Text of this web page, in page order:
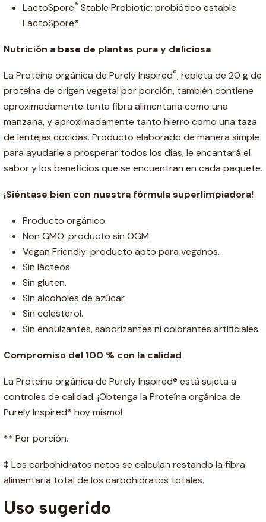
LactoSpore® Stable Probiotic: probiótico estable
LactoSpore®.
Nutrición a base de plantas pura y deliciosa
La Proteína orgánica de Purely Inspired®, repleta de 20 g de
proteína de origen vegetal por porción, también contiene
aproximadamente tanta fibra alimentaria como una
manzana, y aproximadamente tanto hierro como una taza
de lentejas cocidas. Producto elaborado de manera simple
para ayudarle a prosperar todos los días, le encantará el
sabor y los beneficios que se encuentran en cada paquete.
¡Siéntase bien con nuestra fórmula superlimpiadora!
Producto orgánico.
Non GMO: producto sin OGM.
Vegan Friendly: producto apto para veganos.
Sin lácteos.
Sin gluten.
Sin alcoholes de azúcar.
Sin colesterol.
Sin endulzantes, saborizantes ni colorantes artificiales.
Compromiso del 100 % con la calidad
La Proteína orgánica de Purely Inspired® está sujeta a
controles de calidad. ¡Obtenga la Proteína orgánica de
Purely Inspired® hoy mismo!
** Por porción.
‡ Los carbohidratos netos se calculan restando la fibra
alimentaria total de los carbohidratos totales.
Uso sugerido